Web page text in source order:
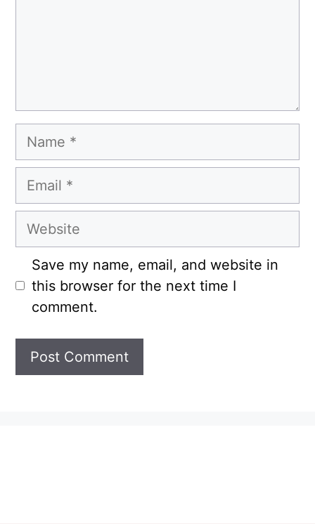
Name
Email
Website
Save my name, email, and website in
this browser for the next time I
comment.